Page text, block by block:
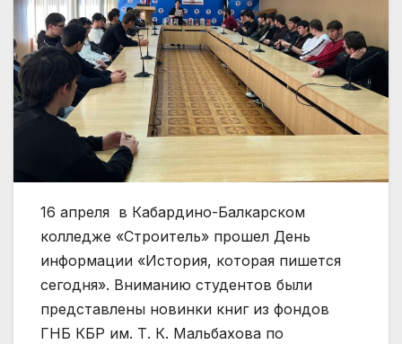
16 апреля в Кабардино-Балкарском
колледже «Строитель» прошел День
информации «История, которая пишется
сегодня». Вниманию студентов были
представлены новинки книг из фондов
ГНБ КБР им. Т. К. Мальбахова по